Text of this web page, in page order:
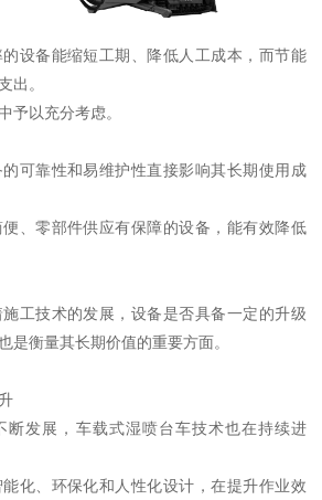
设备能缩短工期、降低人工成本，而节能
出。
予以充分考虑。
可靠性和易维护性直接影响其长期使用成
、零部件供应有保障的设备，能有效降低
工技术的发展，设备是否具备一定的升级
是衡量其长期价值的重要方面。
断发展，车载式湿喷台车技术也在持续进
化、环保化和人性化设计，在提升作业效